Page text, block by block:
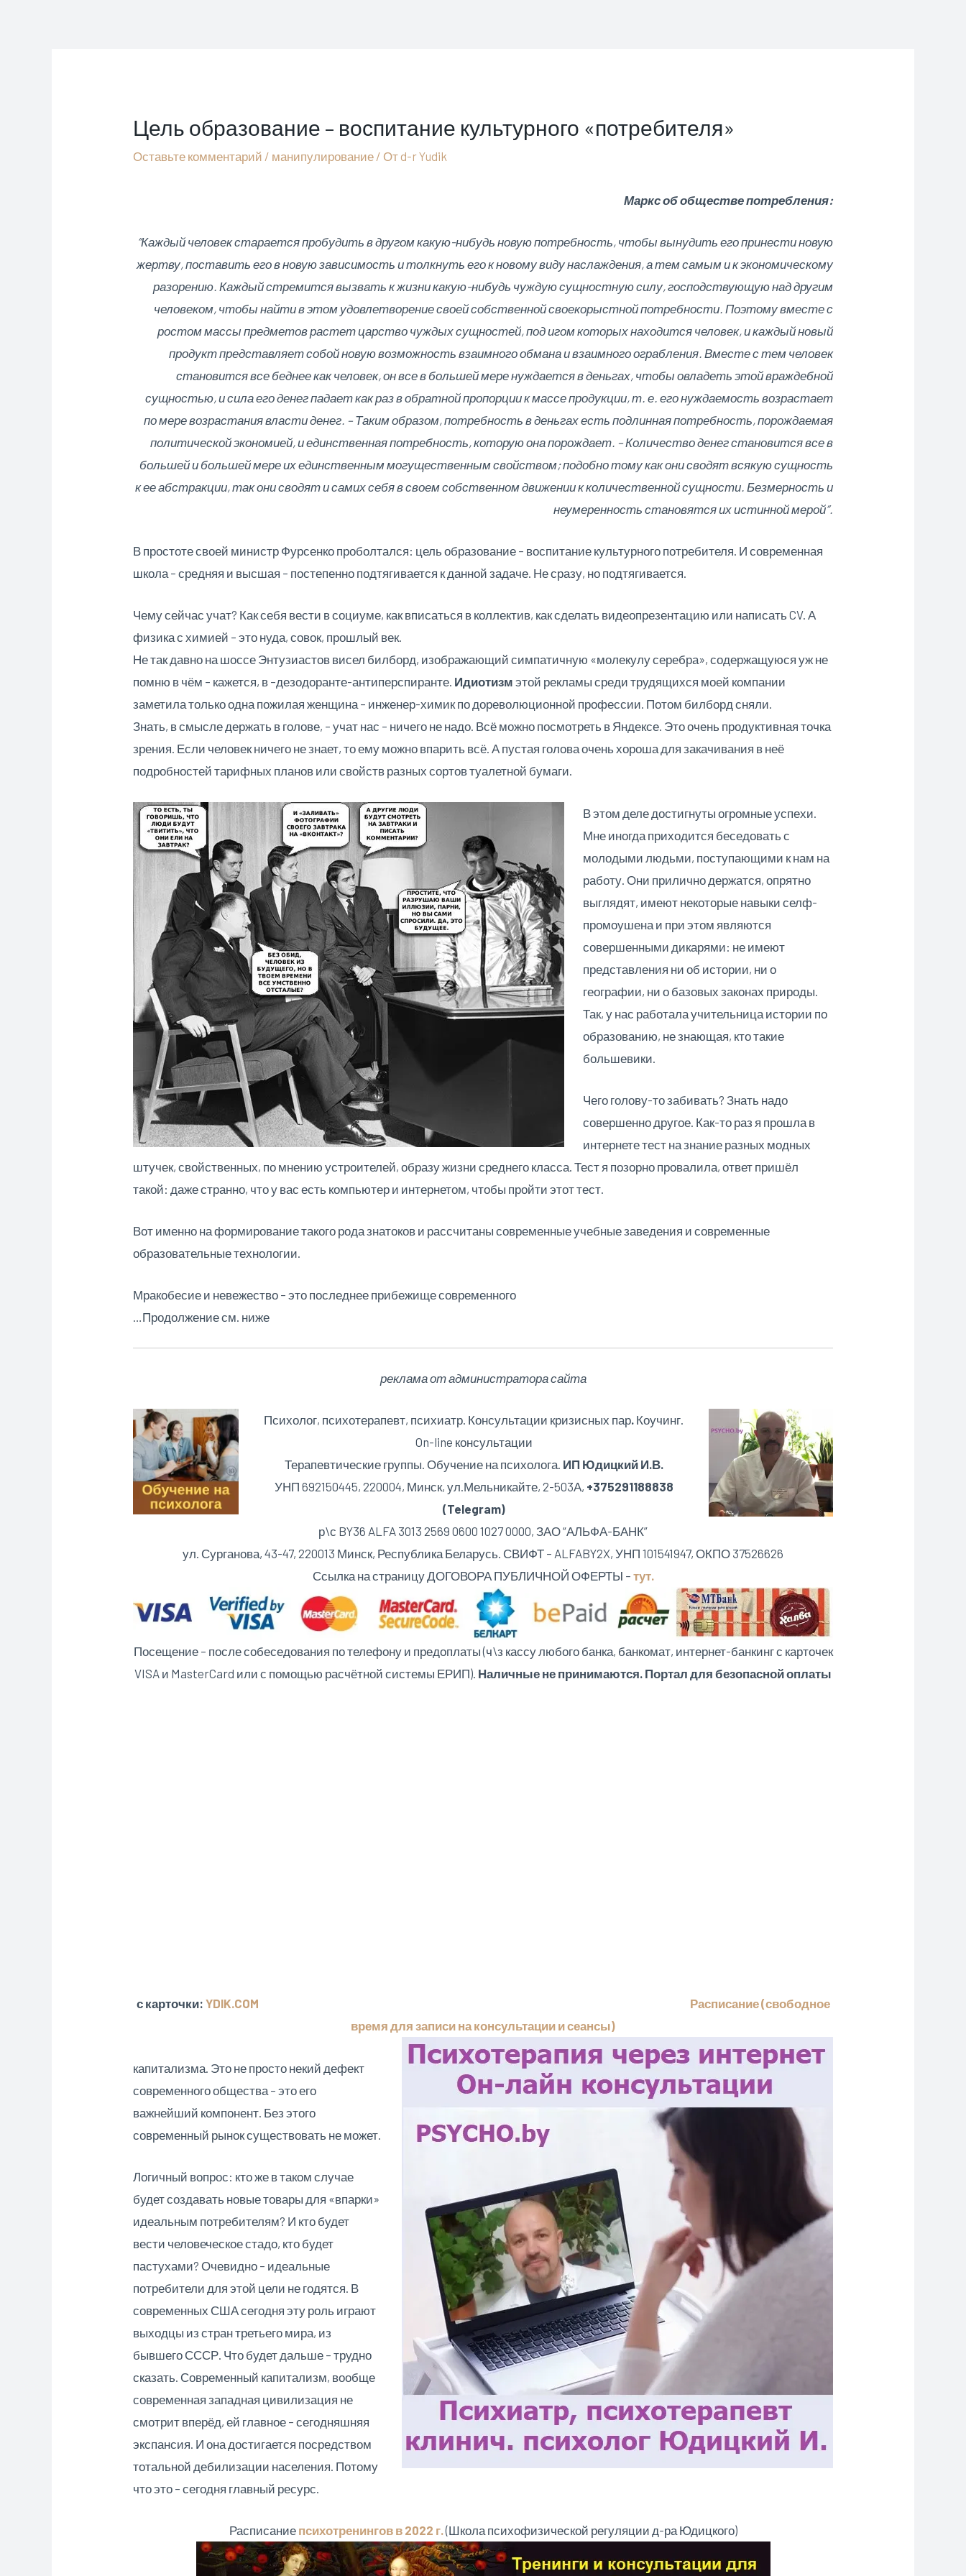
Цель образование – воспитание культурного «потребителя»
Оставьте комментарий / манипулирование / Отd-r Yudik
Маркс об обществе потребления:
“Каждый человек старается пробудить в другом какую-нибудь новую потребность, чтобы вынудить его принести новую
жертву, поставить его в новую зависимость и толкнуть его к новому виду наслаждения, а тем самым и к экономическому
разорению. Каждый стремится вызвать к жизни какую-нибудь чуждую сущностную силу, господствующую над другим
человеком, чтобы найти в этом удовлетворение своей собственной своекорыстной потребности. Поэтому вместе с
ростом массы предметов растет царство чуждых сущностей, под игом которых находится человек, и каждый новый
продукт представляет собой новую возможность взаимного обмана и взаимного ограбления. Вместе с тем человек
становится все беднее как человек, он все в большей мере нуждается в деньгах, чтобы овладеть этой враждебной
сущностью, и сила его денег падает как раз в обратной пропорции к массе продукции, т. е. его нуждаемость возрастает
по мере возрастания власти денег. – Таким образом, потребность в деньгах есть подлинная потребность, порождаемая
политической экономией, и единственная потребность, которую она порождает. – Количество денег становится все в
большей и большей мере их единственным могущественным свойством; подобно тому как они сводят всякую сущность
к ее абстракции, так они сводят и самих себя в своем собственном движении к количественной сущности. Безмерность и
неумеренность становятся их истинной мерой”.
В простоте своей министр Фурсенко проболтался: цель образование – воспитание культурного потребителя. И современная
школа – средняя и высшая – постепенно подтягивается к данной задаче. Не сразу, но подтягивается.
Чему сейчас учат? Как себя вести в социуме, как вписаться в коллектив, как сделать видеопрезентацию или написать CV. А
физика с химией – это нуда, совок, прошлый век.
Не так давно на шоссе Энтузиастов висел билборд, изображающий симпатичную «молекулу серебра», содержащуюся уж не
помню в чём – кажется, в –дезодоранте-антиперспиранте. Идиотизм этой рекламы среди трудящихся моей компании
заметила только одна пожилая женщина – инженер-химик по дореволюционной профессии. Потом билборд сняли.
Знать, в смысле держать в голове, – учат нас – ничего не надо. Всё можно посмотреть в Яндексе. Это очень продуктивная точка
зрения. Если человек ничего не знает, то ему можно впарить всё. А пустая голова очень хороша для закачивания в неё
подробностей тарифных планов или свойств разных сортов туалетной бумаги.
В этом деле достигнуты огромные успехи.
Мне иногда приходится беседовать с
молодыми людьми, поступающими к нам на
работу. Они прилично держатся, опрятно
выглядят, имеют некоторые навыки селф-
промоушена и при этом являются
совершенными дикарями: не имеют
представления ни об истории, ни о
географии, ни о базовых законах природы.
Так, у нас работала учительница истории по
образованию, не знающая, кто такие
большевики.
Чего голову-то забивать? Знать надо
совершенно другое. Как-то раз я прошла в
интернете тест на знание разных модных
штучек, свойственных, по мнению устроителей, образу жизни среднего класса. Тест я позорно провалила, ответ пришёл
такой: даже странно, что у вас есть компьютер и интернетом, чтобы пройти этот тест.
Вот именно на формирование такого рода знатоков и рассчитаны современные учебные заведения и современные
образовательные технологии.
Мракобесие и невежество – это последнее прибежище современного
…Продолжение см. ниже
реклама от администратора сайта
Психолог, психотерапевт, психиатр. Консультации кризисных пар. Коучинг.
On-line консультации
Терапевтические группы. Обучение на психолога. ИП Юдицкий И.В.
УНП 692150445, 220004, Минск, ул.Мельникайте, 2-503А, +375291188838
(Telegram)
р\с BY36 ALFA 3013 2569 0600 1027 0000, ЗАО “АЛЬФА-БАНК”
ул. Сурганова, 43-47, 220013 Минск, Республика Беларусь. СВИФТ – ALFABY2X, УНП 101541947, ОКПО 37526626
Ссылка на страницу ДОГОВОРА ПУБЛИЧНОЙ ОФЕРТЫ – тут.
Посещение – после собеседования по телефону и предоплаты (ч\з кассу любого банка, банкомат, интернет-банкинг с карточек
VISA и MasterCard или с помощью расчётной системы ЕРИП). Наличные не принимаются. Портал для безопасной оплаты
с карточки: YDIK.COM
Расписание (свободное
время для записи на консультации и сеансы)
капитализма. Это не просто некий дефект
современного общества – это его
важнейший компонент. Без этого
современный рынок существовать не может.
Логичный вопрос: кто же в таком случае
будет создавать новые товары для «впарки»
идеальным потребителям? И кто будет
вести человеческое стадо, кто будет
пастухами? Очевидно – идеальные
потребители для этой цели не годятся. В
современных США сегодня эту роль играют
выходцы из стран третьего мира, из
бывшего СССР. Что будет дальше – трудно
сказать. Современный капитализм, вообще
современная западная цивилизация не
смотрит вперёд, ей главное – сегодняшняя
экспансия. И она достигается посредством
тотальной дебилизации населения. Потому
что это – сегодня главный ресурс.
Расписание психотренингов в 2022 г.(Школа психофизической регуляции д-ра Юдицкого)